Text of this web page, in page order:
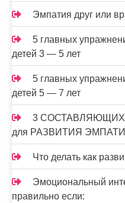
Эмпатия друг или
5 главных
детей 3 — 5 лет
5 главных
детей 5 — 7 лет
3 СОСТАВЛЯЮЩИХ
для РАЗВИТИЯ
Что делать как
Эмоциональный
правильно если: